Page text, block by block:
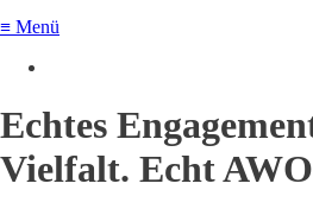
≡ Menü
Echtes
Vielfalt. Echt